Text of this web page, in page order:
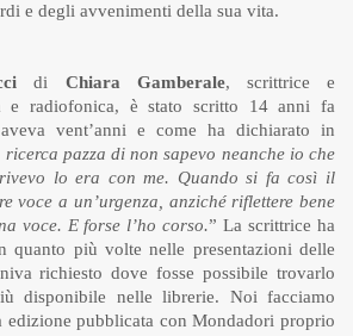
e degli avvenimenti della sua vita.
di Chiara Gamberale, scrittrice e
e radiofonica, è stato scritto 14 anni fa
vent’anni e come ha dichiarato in
pazza di non sapevo neanche io che
lo era con me. Quando si fa così il
voce a un’urgenza, anziché riflettere bene
voce. E forse l’ho corso.” La scrittrice ha
quanto più volte nelle presentazioni delle
richiesto dove fosse possibile trovarlo
disponibile nelle librerie. Noi facciamo
edizione pubblicata con Mondadori proprio